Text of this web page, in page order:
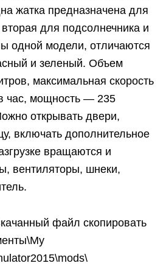
жатка предназначена для
для подсолнечника и
одной модели, отличаются
и зеленый. Объем
максимальная скорость
час, мощность — 235
открывать двери,
включать дополнительное
вращаются и
вентиляторы, шнеки,
файл скопировать